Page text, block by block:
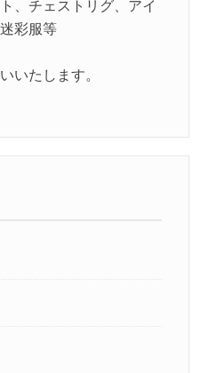
、チェストリグ、アイ
彩服等
いたします。